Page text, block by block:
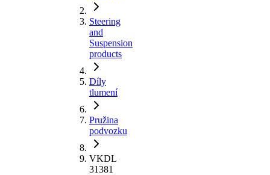
Steering
and
Suspension
products
Díly
tlumení
Pružina
podvozku
VKDL
31381